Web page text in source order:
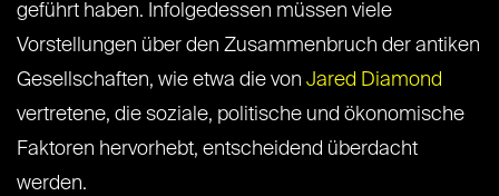
geführt haben. Infolgedessen müssen viele
Vorstellungen über den Zusammenbruch der antiken
Gesellschaften, wie etwa die von Jared Diamond
vertretene, die soziale, politische und ökonomische
Faktoren hervorhebt, entscheidend überdacht
werden.